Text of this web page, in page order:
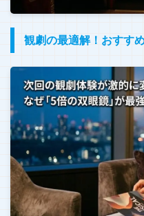
観劇の最適解！おすす